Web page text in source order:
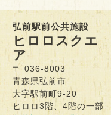
弘前駅前公共施設
ヒロロスクエ
ア
〒 036-8003
青森県弘前市
大字駅前町9-20
ヒロロ3階、4階の一部
各施設へのお問い合わせ